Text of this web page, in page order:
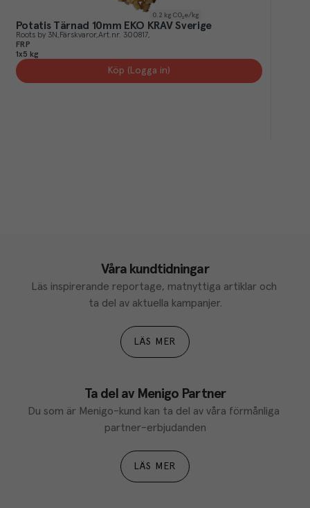
0.2 kg CO₂e/kg
Potatis Tärnad 10mm EKO KRAV Sverige
Roots by 3N Färskvaror Art.nr. 300817
FRP
1x5 kg
Köp (Logga in)
Våra kundtidningar
Läs inspirerande reportage, matnyttiga artiklar och
ta del av aktuella kampanjer.
LÄS MER
Ta del av Menigo Partner
Du som är Menigo-kund kan ta del av våra förmånliga
partner-erbjudanden
LÄS MER